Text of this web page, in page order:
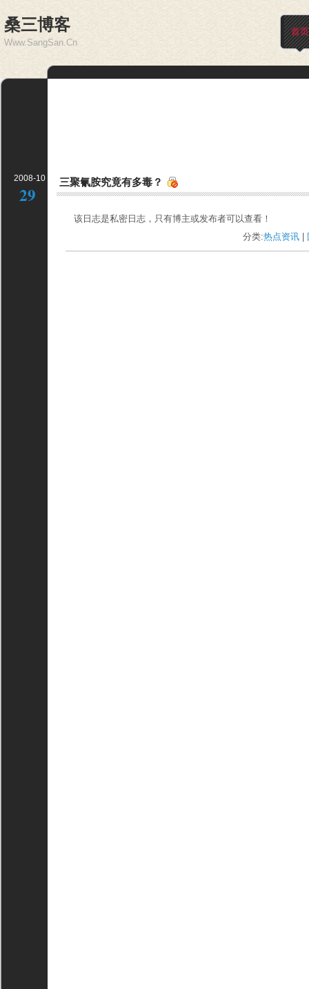
桑三博客
Www.SangSan.Cn
首页
2008-10
29
三聚氰胺究竟有多毒？
该日志是私密日志，只有博主或发布者可以查看！
分类:热点资讯